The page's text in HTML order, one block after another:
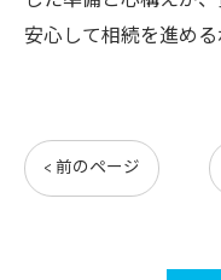
安心して相続を進める
< 前のページ